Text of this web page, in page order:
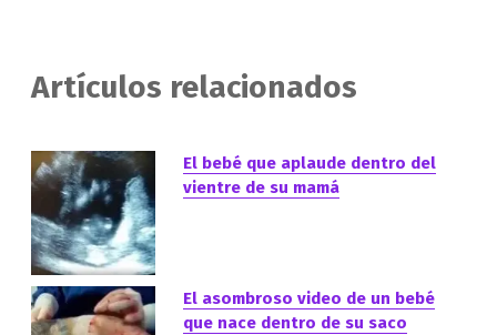
Artículos relacionados
El bebé que aplaude dentro del
vientre de su mamá
El asombroso video de un bebé
que nace dentro de su saco